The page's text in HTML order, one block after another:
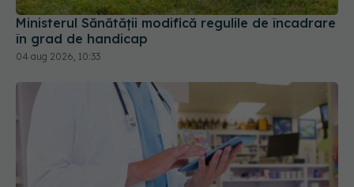
Ministerul Sănătății modifică regulile de încadrare
în grad de handicap
04 aug 2026, 10:33